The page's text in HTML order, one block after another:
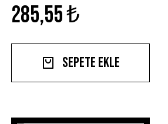
285,55 ₺
Sepete Ekle